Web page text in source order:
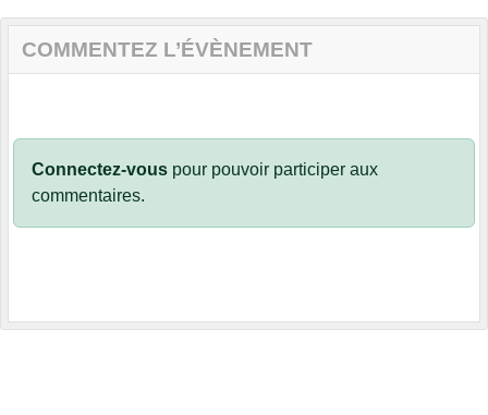
COMMENTEZ L’ÉVÈNEMENT
Connectez-vous pour pouvoir participer aux
commentaires.